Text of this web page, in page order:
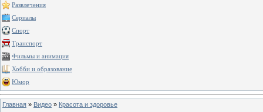
Развлечения
Сериалы
Спорт
Транспорт
Фильмы и анимация
Хобби и образование
Юмор
Главная » Видео » Красота и здоровье